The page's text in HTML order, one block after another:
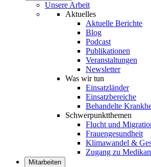
Unsere Arbeit
Aktuelles
Aktuelle Berichte
Blog
Podcast
Publikationen
Veranstaltungen
Newsletter
Was wir tun
Einsatzländer
Einsatzbereiche
Behandelte
Schwerpunktthemen
Flucht und
Frauengesundheit
Klimawandel &
Zugang zu
Mitarbeiten